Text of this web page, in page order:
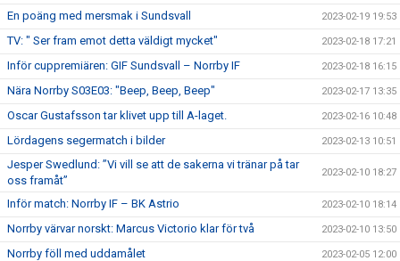
En poäng med mersmak i Sundsvall 2023-02-19 19:53
TV: " Ser fram emot detta väldigt mycket" 2023-02-18 17:21
Inför cuppremiären: GIF Sundsvall – Norrby IF 2023-02-18 16:15
Nära Norrby S03E03: "Beep, Beep, Beep" 2023-02-17 13:35
Oscar Gustafsson tar klivet upp till A-laget. 2023-02-16 10:48
Lördagens segermatch i bilder 2023-02-13 10:51
Jesper Swedlund: ”Vi vill se att de sakerna vi tränar på tar
oss framåt”
2023-02-10 18:27
Inför match: Norrby IF – BK Astrio 2023-02-10 18:14
Norrby värvar norskt: Marcus Victorio klar för två 2023-02-10 13:50
Norrby föll med uddamålet 2023-02-05 12:00